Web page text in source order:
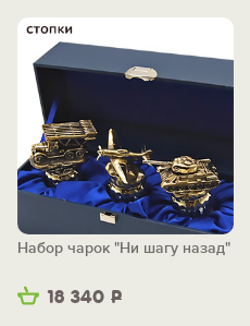
18 340 Р
Набор чарок "Ни шагу назад"